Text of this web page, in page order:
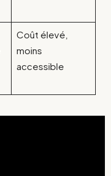
Coût élevé,
moins
accessible